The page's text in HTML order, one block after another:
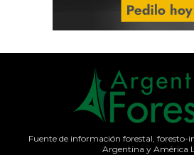
Fuente de información forestal,
Argentina y América